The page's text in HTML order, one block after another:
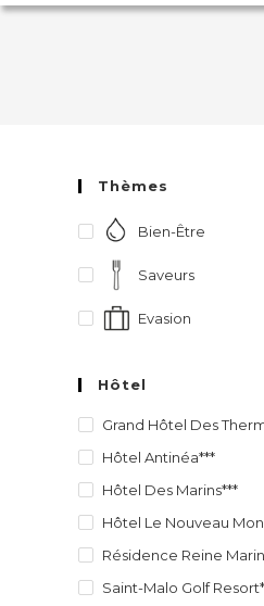
Thèmes
Bien-Être
Saveurs
Evasion
Hôtel
Grand Hôtel Des
Hôtel Antinéa***
Hôtel Des Marins***
Hôtel Le Nouveau
Résidence Reine
Saint-Malo Golf